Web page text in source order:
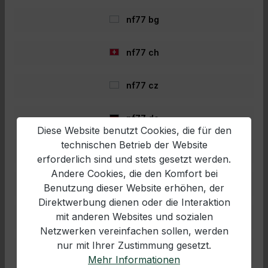
Oxyd Ringen, einem angenehmen Griffstück
gewohnt hervorragenden Preis-Leistungs-
Rollenhalter Aluminium-Oxyd Ringe
Daiwa Sweepfire Spin 270 cm
50-150 g
DaiwaSweepfire 270 cm 50-150 g
Ausgewogen und belastbar!Mit diesen
Diese Website benutzt Cookies, die für den
technischen Betrieb der Website
erforderlich sind und stets gesetzt werden.
Andere Cookies, die den Komfort bei
Benutzung dieser Website erhöhen, der
Direktwerbung dienen oder die Interaktion
mit anderen Websites und sozialen
Netzwerken vereinfachen sollen, werden
nur mit Ihrer Zustimmung gesetzt.
Mehr Informationen
nf77 bg
nf77 ch
nf77 cz
nf77 de
nf77 en
nf77 es
nf77 fr
nf77 hr